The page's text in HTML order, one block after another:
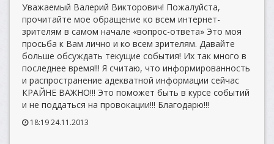
Уважаемый Валерий Викторович! Пожалуйста,
прочитайте мое обращение ко всем интернет-
зрителям в самом начале «вопрос-ответа» Это моя
просьба к Вам лично и ко всем зрителям. Давайте
больше обсуждать текущие события! Их так много в
последнее время!!! Я считаю, что информированность
и распространение адекватной информации сейчас
КРАЙНЕ ВАЖНО!!! Это поможет быть в курсе событий
и не поддаться на провокации!!! Благодарю!!!
18:19 24.11.2013